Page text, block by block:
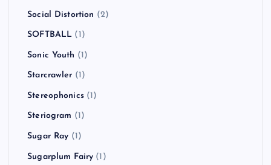
Social Distortion (2)
SOFTBALL (1)
Sonic Youth (1)
Starcrawler (1)
Stereophonics(1)
Steriogram (1)
Sugar Ray (1)
Sugarplum Fairy (1)